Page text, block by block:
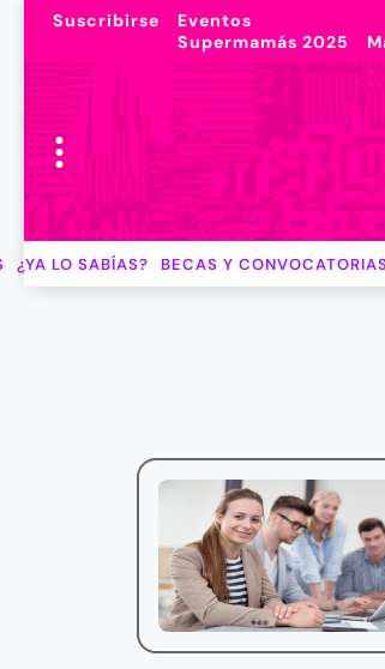
Suscribirse
Eventos
Supermamás 2025
¿YA LO SABÍAS? BECAS Y